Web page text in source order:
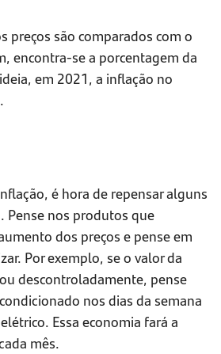
preços são comparados com o
encontra-se a porcentagem da
em 2021, a inflação no
é hora de repensar alguns
Pense nos produtos que
dos preços e pense em
Por exemplo, se o valor da
descontroladamente, pense
nos dias da semana
Essa economia fará a
mês.